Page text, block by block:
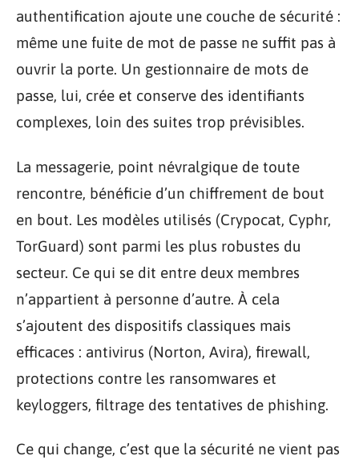
authentification ajoute une couche de sécurité :
même une fuite de mot de passe ne suffit pas à
ouvrir la porte. Un gestionnaire de mots de
passe, lui, crée et conserve des identifiants
complexes, loin des suites trop prévisibles.
La messagerie, point névralgique de toute
rencontre, bénéficie d’un chiffrement de bout
en bout. Les modèles utilisés (Crypocat, Cyphr,
TorGuard) sont parmi les plus robustes du
secteur. Ce qui se dit entre deux membres
n’appartient à personne d’autre. À cela
s’ajoutent des dispositifs classiques mais
efficaces : antivirus (Norton, Avira), firewall,
protections contre les ransomwares et
keyloggers, filtrage des tentatives de phishing.
Ce qui change, c’est que la sécurité ne vient pas